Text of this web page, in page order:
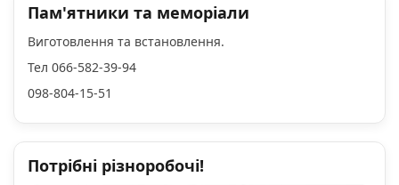
Пам'ятники та меморіали
Виготовлення та встановлення.
Тел 066-582-39-94
098-804-15-51
Потрібні різноробочі!